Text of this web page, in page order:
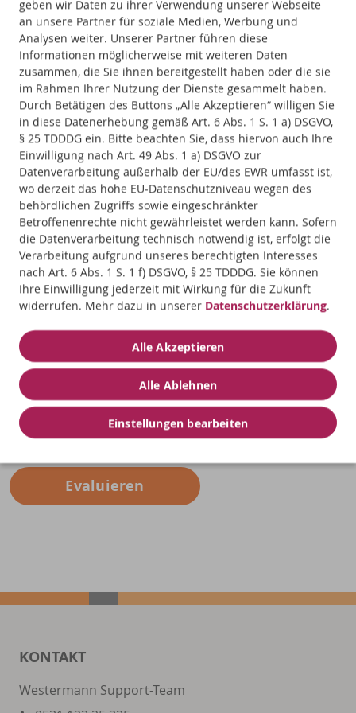
Diagnostizieren
Fördern
Evaluieren
KONTAKT
Westermann Support-Team
geben wir Daten zu ihrer Verwendung unserer Webseite
an unsere Partner für soziale Medien, Werbung und
Analysen weiter. Unserer Partner führen diese
Informationen möglicherweise mit weiteren Daten
zusammen, die Sie ihnen bereitgestellt haben oder die sie
im Rahmen Ihrer Nutzung der Dienste gesammelt haben.
Durch Betätigen des Buttons „Alle Akzeptieren“ willigen Sie
in diese Datenerhebung gemäß Art. 6 Abs. 1 S. 1 a) DSGVO,
§ 25 TDDDG ein. Bitte beachten Sie, dass hiervon auch Ihre
Einwilligung nach Art. 49 Abs. 1 a) DSGVO zur
Datenverarbeitung außerhalb der EU/des EWR umfasst ist,
wo derzeit das hohe EU-Datenschutzniveau wegen des
behördlichen Zugriffs sowie eingeschränkter
Betroffenenrechte nicht gewährleistet werden kann. Sofern
die Datenverarbeitung technisch notwendig ist, erfolgt die
Verarbeitung aufgrund unseres berechtigten Interesses
nach Art. 6 Abs. 1 S. 1 f) DSGVO, § 25 TDDDG. Sie können
Ihre Einwilligung jederzeit mit Wirkung für die Zukunft
widerrufen. Mehr dazu in unserer Datenschutzerklärung.
Einstellungen bearbeiten
Alle Ablehnen
Alle Akzeptieren